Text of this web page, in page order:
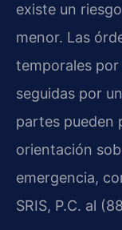
existe un
menor. Las
temporales
seguidas por
partes pueden
orientación
emergencia,
SRIS, P.C. al